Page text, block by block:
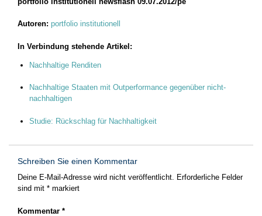
Autoren: portfolio institutionell
In Verbindung stehende Artikel:
Nachhaltige Renditen
Nachhaltige Staaten mit Outperformance gegenüber nicht-
nachhaltigen
Studie: Rückschlag für Nachhaltigkeit
Schreiben Sie einen Kommentar
Deine E-Mail-Adresse wird nicht veröffentlicht. Erforderliche Felder
sind mit * markiert
Kommentar *